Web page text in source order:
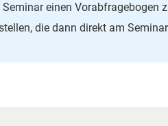
einen Vorabfragebogen
die dann direkt am